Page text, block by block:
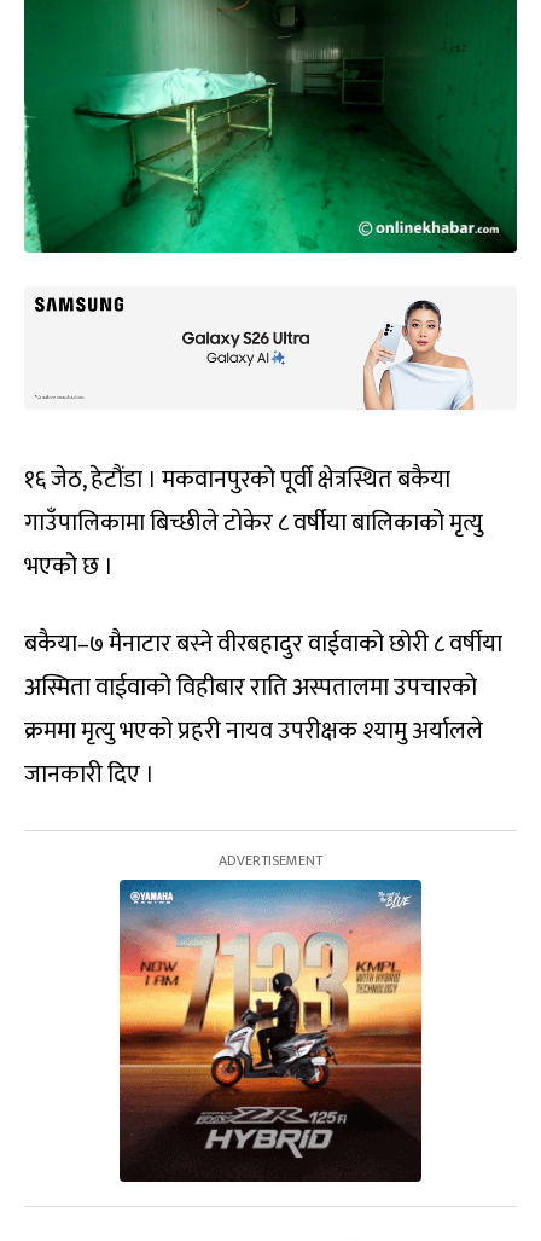
१६ जेठ, हेटौंडा । मकवानपुरको पूर्वी क्षेत्रस्थित बकैया
गाउँपालिकामा बिच्छीले टोकेर ८ वर्षीया बालिकाको मृत्यु
भएको छ ।
बकैया–७ मैनाटार बस्ने वीरबहादुर वाईवाको छोरी ८ वर्षीया
अस्मिता वाईवाको विहीबार राति अस्पतालमा उपचारको
क्रममा मृत्यु भएको प्रहरी नायव उपरीक्षक श्यामु अर्यालले
जानकारी दिए ।